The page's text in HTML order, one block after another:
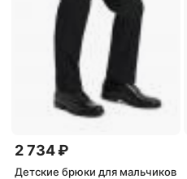
2 734 ₽
Детские брюки для мальчиков